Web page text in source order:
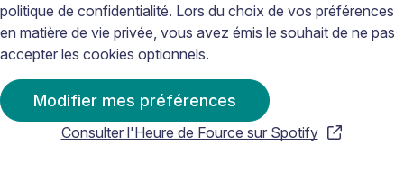
politique de confidentialité. Lors du choix de vos préférences
en matière de vie privée, vous avez émis le souhait de ne pas
accepter les cookies optionnels.
Modifier mes préférences
Consulter l'Heure de Fource sur Spotify